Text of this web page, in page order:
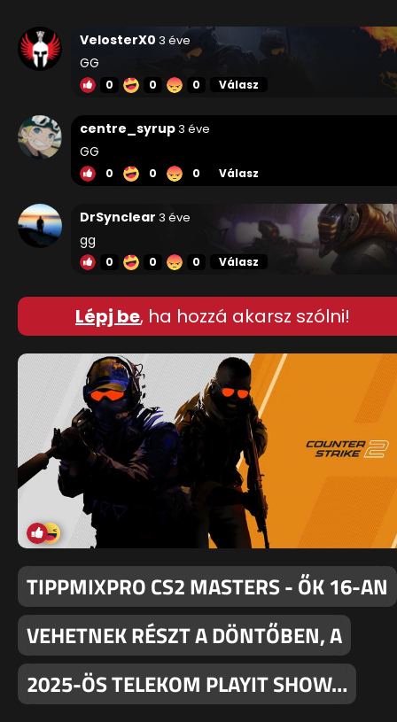
VelosterX0 3 éve
GG
0 0 0 Válasz
centre_syrup3 éve
GG
0 0 0 Válasz
DrSynclear 3 éve
gg
0 0 0 Válasz
Lépj be, ha hozzá akarsz szólni!
TIPPMIXPRO CS2 MASTERS - ŐK 16-AN
VEHETNEK RÉSZT A DÖNTŐBEN, A
2025-ÖS TELEKOM PLAYIT SHOW…